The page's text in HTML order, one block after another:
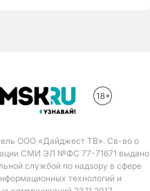
ООО «Дайджест ТВ». Св-во о
СМИ ЭЛ №ФС 77-71671 выдано
службой по надзору в сфере
технологий и